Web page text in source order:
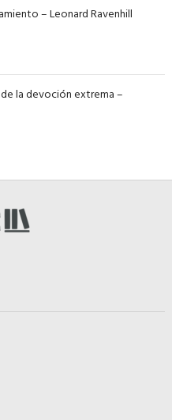
– Leonard Ravenhill
la devoción extrema –